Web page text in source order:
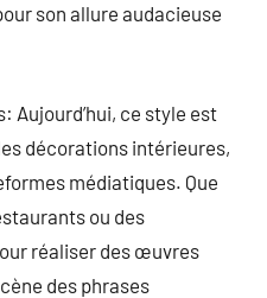
son allure audacieuse
Aujourd’hui, ce style est
décorations intérieures,
médiatiques. Que
ou des
réaliser des œuvres
des phrases